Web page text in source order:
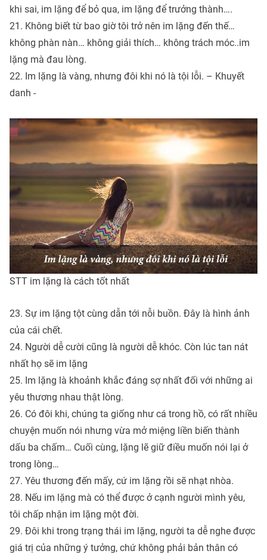
khi sai, im lặng để bỏ qua, im lặng để trưởng thành….
21. Không biết từ bao giờ tôi trở nên im lặng đến thế…
không phàn nàn… không giải thích… không trách móc..im
lặng mà đau lòng.
22. Im lặng là vàng, nhưng đôi khi nó là tội lỗi. – Khuyết
danh -
STT im lặng là cách tốt nhất
23. Sự im lặng tột cùng dẫn tới nỗi buồn. Đây là hình ảnh
của cái chết.
24. Người dễ cười cũng là người dễ khóc. Còn lúc tan nát
nhất họ sẽ im lặng
25. Im lặng là khoảnh khắc đáng sợ nhất đối với những ai
yêu thương nhau thật lòng.
26. Có đôi khi, chúng ta giống như cá trong hồ, có rất nhiều
chuyện muốn nói nhưng vừa mở miệng liền biến thành
dấu ba chấm… Cuối cùng, lặng lẽ giữ điều muốn nói lại ở
trong lòng…
27. Yêu thương đến mấy, cứ im lặng rồi sẽ nhạt nhòa.
28. Nếu im lặng mà có thể được ở cạnh người mình yêu,
tôi chấp nhận im lặng một đời.
29. Đôi khi trong trạng thái im lặng, người ta dễ nghe được
giá trị của những ý tưởng, chứ không phải bản thân có